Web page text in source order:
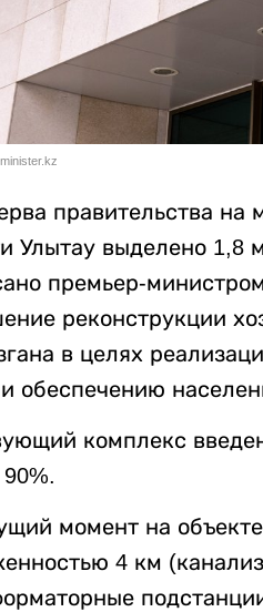
правительства
Улытау выделено 1,8
премьер-
реконструкции
в целях
обеспечению
комплекс
момент на
4 км